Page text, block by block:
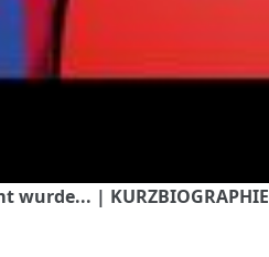
wurde... | KURZBIOGRAPHIE